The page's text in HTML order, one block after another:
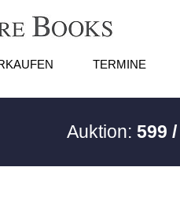
TERMINE
Auktion: 599